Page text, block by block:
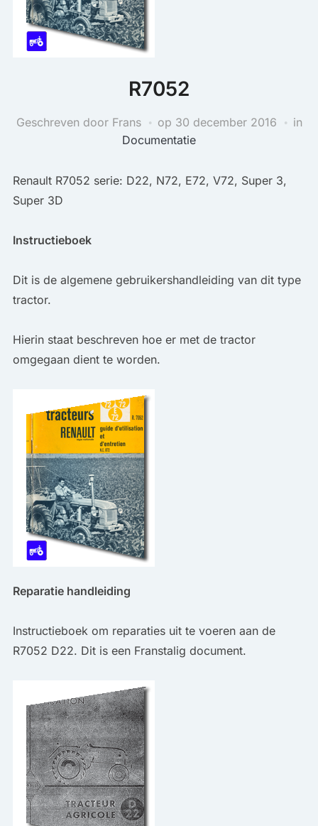
R7052
Geschreven door Frans op 30 december 2016
in
Documentatie
Renault R7052 serie: D22, N72, E72, V72, Super 3,
Super 3D
Instructieboek
Dit is de algemene gebruikershandleiding van dit type
tractor.
Hierin staat beschreven hoe er met de tractor
omgegaan dient te worden.
Reparatie handleiding
Instructieboek om reparaties uit te voeren aan de
R7052 D22. Dit is een Franstalig document.